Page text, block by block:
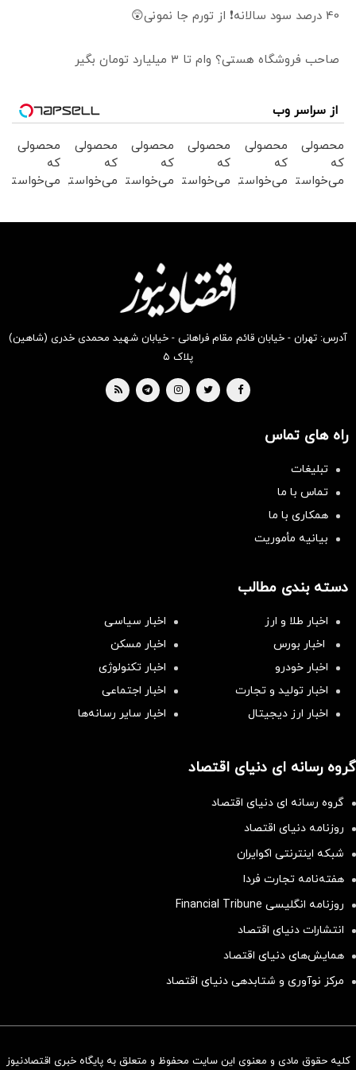
40 درصد سود سالانه❗ از تورم جا نمونی😲
صاحب فروشگاه هستی؟ وام تا ۳ میلیارد تومان بگیر
از سراسر وب
محصولی
که
می‌خواستی
محصولی
که
می‌خواستی
محصولی
که
می‌خواستی
بخر !
محصولی
که
می‌خواستی
بخر !
محصولی
که
می‌خواستی
محصولی
که
می‌خواستی
آدرس: تهران - خیابان قائم مقام فراهانی - خیابان شهید محمدی خدری (شاهین)
پلاک ۵
راه های تماس
تبلیغات
تماس با ما
همکاری با ما
بیانیه مأموریت
دسته بندی مطالب
اخبار طلا و ارز
اخبار سیاسی
اخبار بورس
اخبار مسکن
اخبار خودرو
اخبار تکنولوژی
اخبار تولید و تجارت
اخبار اجتماعی
اخبار ارز دیجیتال
اخبار سایر رسانه‌‌ها
گروه رسانه ای دنیای اقتصاد
گروه رسانه ای دنیای اقتصاد
روزنامه دنیای اقتصاد
شبکه اینترنتی اکوایران
هفته‌نامه تجارت فردا
روزنامه انگلیسی Financial Tribune
انتشارات دنیای اقتصاد
همایش‌های دنیای اقتصاد
مرکز نوآوری و شتابدهی دنیای اقتصاد
کلیه حقوق مادی و معنوی این سایت محفوظ و متعلق به پایگاه خبری اقتصادنیوز